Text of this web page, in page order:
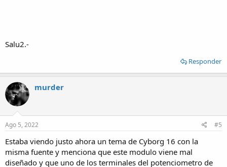
Salu2.-
Responder
murder
Ago 5, 2022 #5
Estaba viendo justo ahora un tema de Cyborg 16 con la
misma fuente y menciona que este modulo viene mal
diseñado y que uno de los terminales del potenciometro de